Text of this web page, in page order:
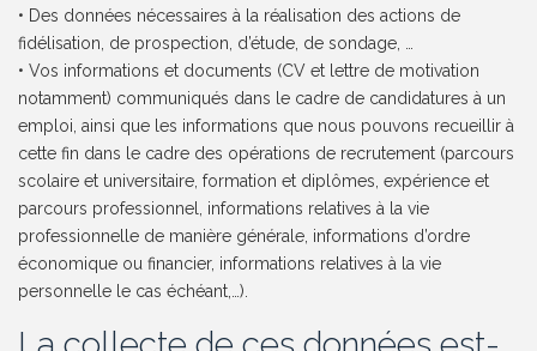
• Des données nécessaires à la réalisation des actions de
fidélisation, de prospection, d’étude, de sondage, …
• Vos informations et documents (CV et lettre de motivation
notamment) communiqués dans le cadre de candidatures à un
emploi, ainsi que les informations que nous pouvons recueillir à
cette fin dans le cadre des opérations de recrutement (parcours
scolaire et universitaire, formation et diplômes, expérience et
parcours professionnel, informations relatives à la vie
professionnelle de manière générale, informations d’ordre
économique ou financier, informations relatives à la vie
personnelle le cas échéant,…).